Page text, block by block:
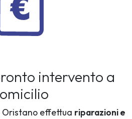
intervento a
effettua riparazioni e